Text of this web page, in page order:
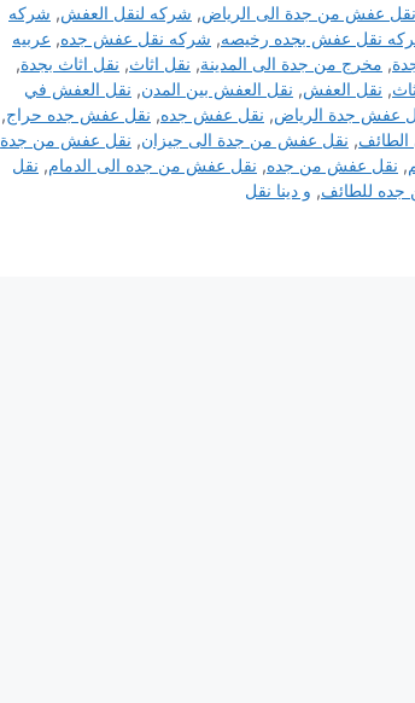
عفش من جدة الى الرياض, شركه لنقل العفش, شركه
نقل عفش بجده رخيصه, شركه نقل عفش جده, عربيه
, مخرج من جدة الى المدينة, نقل اثاث, نقل اثاث بجدة,
, نقل العفش, نقل العفش بين المدن, نقل العفش في
عفش جدة الرياض, نقل عفش جده, نقل عفش جده حراج,
, نقل عفش من جدة الى جيزان, نقل عفش من جدة
, نقل عفش من جده, نقل عفش من جده الى الدمام, نقل
للطائف, و دينا نقل